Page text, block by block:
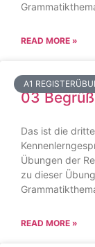
READ MORE »
A1
03
Das ist die
Übungen der
zu dieser
READ MORE »